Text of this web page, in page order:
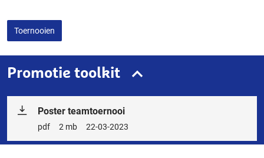
Toernooien
Promotie toolkit
Poster teamtoernooi
Bestandstype
pdf Bestandsgrootte
2 mb Releasedatum
22-03-2023